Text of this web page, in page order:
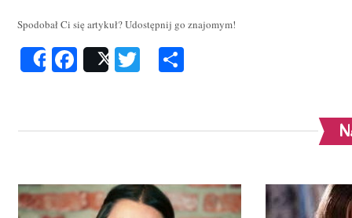
Spodobał Ci się artykuł? Udostępnij go znajomym!
ShareFacebook
Post Twitter